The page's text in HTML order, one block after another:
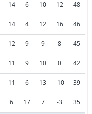
14 6 10 12 48
14 4 12 16 46
12 9 9 8 45
11 9 10 0 42
11 6 13 -10 39
6 17 7 -3 35